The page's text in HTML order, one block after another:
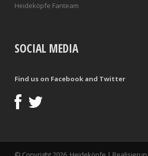
Heideköpfe Fanteam
SOCIAL MEDIA
Find us on Facebook and Twitter